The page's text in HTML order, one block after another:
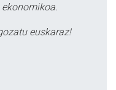
euskaraz!